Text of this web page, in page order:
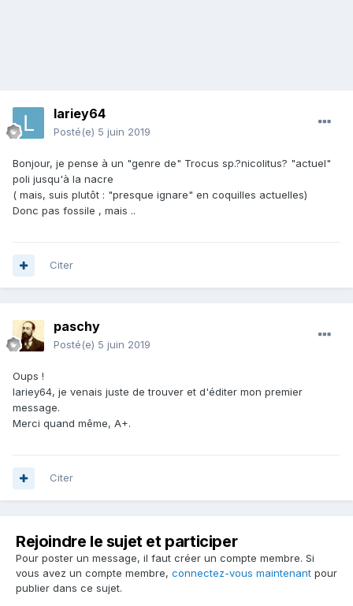
lariey64
Posté(e) 5 juin 2019
Bonjour, je pense à un "genre de" Trocus sp.?nicolitus? "actuel"
poli jusqu'à la nacre
( mais, suis plutôt : "presque ignare" en coquilles actuelles)
Donc pas fossile , mais ..
Citer
paschy
Posté(e) 5 juin 2019
Oups !
lariey64, je venais juste de trouver et d'éditer mon premier
message.
Merci quand même, A+.
Citer
Rejoindre le sujet et participer
Pour poster un message, il faut créer un compte membre. Si
vous avez un compte membre, connectez-vous maintenant pour
publier dans ce sujet.